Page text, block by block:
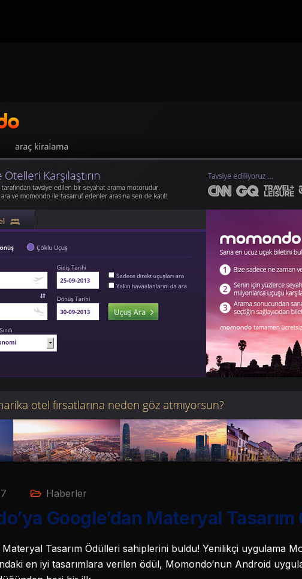
Haberler
Google’dan Materyal Tasarım
Materyal Tasarım Ödülleri sahiplerini buldu! Yenilikçi uygulama
en iyi tasarımlara verilen ödül, Momondo‘nun Android